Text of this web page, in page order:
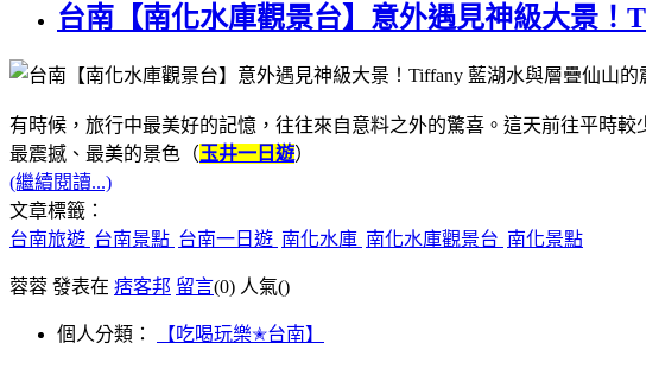
台南【南化水庫觀景台】意外遇見神級大景
有時候，旅行中最美好的記憶，往往來自意料之外的驚喜。這天前往平時較
最震撼、最美的景色（玉井一日遊）
(繼續閱讀...)
文章標籤：
台南旅遊 台南景點 台南一日遊 南化水庫 南化水庫觀景台 南化景點
蓉蓉 發表在 痞客邦 留言(0) 人氣()
個人分類： 【吃喝玩樂✭台南】